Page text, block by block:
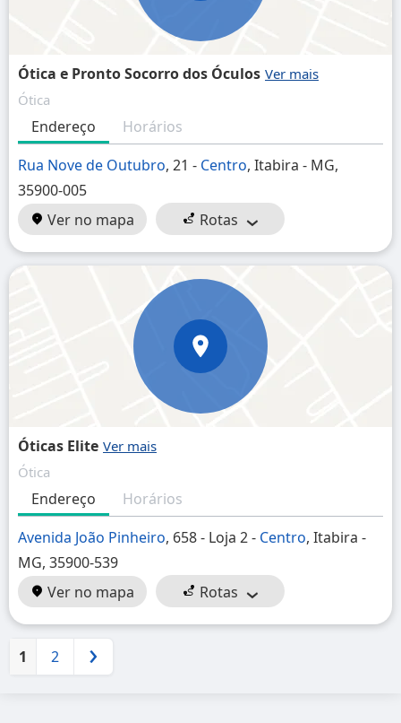
Ótica e Pronto Socorro dos Óculos
Ótica
Endereço
Horários
Rua Nove de Outubro, 21 - Centro, Itabira - MG,
35900-005
Ver no mapa
Rotas
Óticas Elite
Ótica
Endereço
Horários
Avenida João Pinheiro, 658 - Loja 2 - Centro, Itabira -
MG, 35900-539
Ver no mapa
Rotas
1 2 Próximo